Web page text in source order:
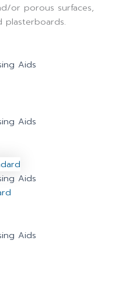
or porous surfaces,
plasterboards.
Aids
Aids
Aids
Aids